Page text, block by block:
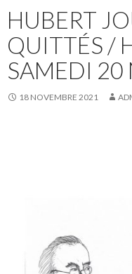
HUBERT
QUITTÉS /
SAMEDI 20
18 NOVEMBRE 2021